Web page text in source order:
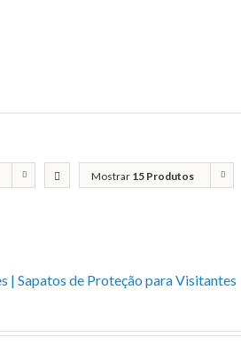
Mostrar 15 Produtos
| Sapatos de Proteção para Visitantes